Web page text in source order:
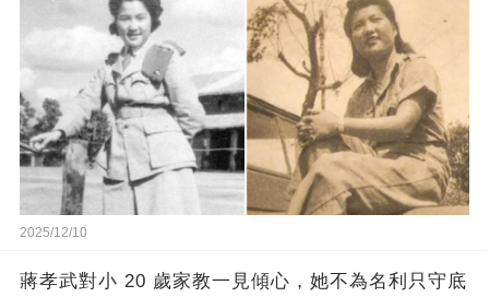
2025/12/10
蔣孝武對小 20 歲家教一見傾心，她不為名利只守底